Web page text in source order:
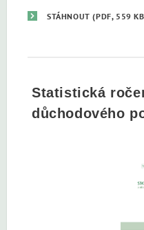
STÁHNOUT(PDF, 559
Statistická
důchodového